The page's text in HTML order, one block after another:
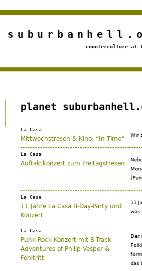
Jump to navigation
counterculture at
planet
La Casa
Mittwochstresen & Kino: “In Time“
Wir
La Casa
Auftaktkonzert zum Freitagstresen
La Casa
11 Jahre La Casa B-Day-Party und
Konzert
11
was
La Casa
Punk-Rock-Konzert mit 8-Track
Adventures of Philip Vesper &
Fehltritt
Der
das